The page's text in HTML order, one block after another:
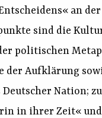
an
sind die
politischen
der Aufklärung
Deutscher Nation;
in ihrer Zeit«